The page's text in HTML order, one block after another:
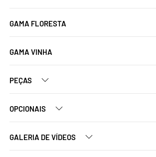
GAMA FLORESTA
GAMA VINHA
PEÇAS
OPCIONAIS
GALERIA DE VÍDEOS